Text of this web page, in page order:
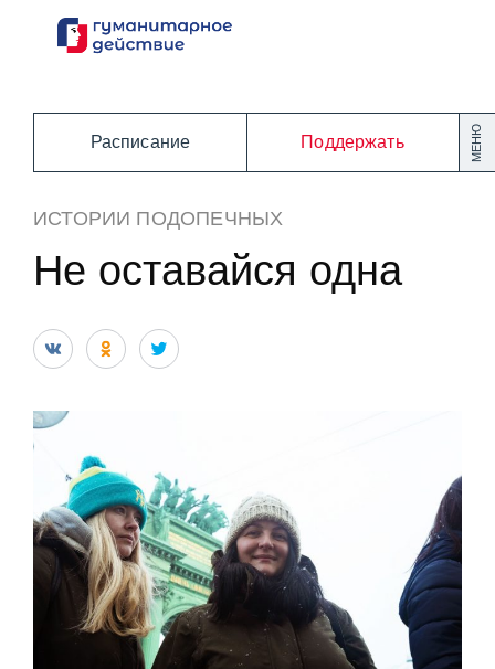
Перейти
МЕНЮ
Расписание Поддержать
ИСТОРИИ ПОДОПЕЧНЫХ
Не оставайся одна